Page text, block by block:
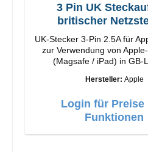
3 Pin UK
britischer
UK-Stecker 3-Pin 2.5A für
zur Verwendung von
(Magsafe / iPad) in GB-
Hersteller: Apple
Login für Preise
Funktionen